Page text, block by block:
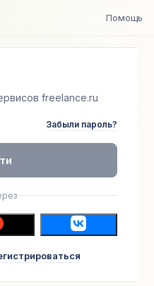
Помощь
freelance.ru
Забыли пароль?